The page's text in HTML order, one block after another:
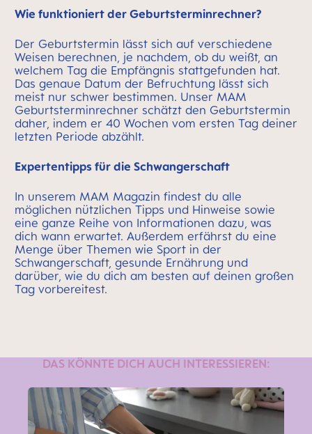
Wie funktioniert der Geburtsterminrechner?
Der Geburtstermin lässt sich auf verschiedene
Weisen berechnen, je nachdem, ob du weißt, an
welchem Tag die Empfängnis stattgefunden hat.
Das genaue Datum der Befruchtung lässt sich
meist nur schwer bestimmen. Unser MAM
Geburtsterminrechner schätzt den Geburtstermin
daher, indem er 40 Wochen vom ersten Tag deiner
letzten Periode abzählt.
Expertentipps für die Schwangerschaft
In unserem MAM Magazin findest du alle
möglichen nützlichen Tipps und Hinweise sowie
eine ganze Reihe von Informationen dazu, was
dich wann erwartet. Außerdem erfährst du eine
Menge über Themen wie Sport in der
Schwangerschaft, gesunde Ernährung und
darüber, wie du dich am besten auf deinen großen
Tag vorbereitest.
DAS KÖNNTE DICH AUCH INTERESSIEREN: